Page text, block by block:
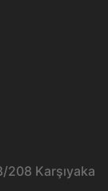
208 Karşıyaka